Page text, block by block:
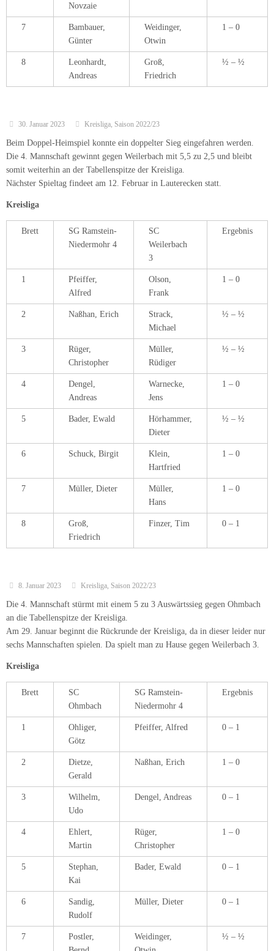
Novzaie
7
Bambauer,
Günter
Weidinger,
Otwin
1 – 0
8
Leonhardt,
Andreas
Groß,
Friedrich
½ – ½
30. Januar 2023 Kreisliga, Saison 2022/23
Beim Doppel-Heimspiel konnte ein doppelter Sieg eingefahren werden.
Die 4. Mannschaft gewinnt gegen Weilerbach mit 5,5 zu 2,5 und bleibt
somit weiterhin an der Tabellenspitze der Kreisliga.
Nächster Spieltag findeet am 12. Februar in Lauterecken statt.
Kreisliga
Brett
SG Ramstein-
Niedermohr 4
SC
Weilerbach
3
Ergebnis
1
Pfeiffer,
Alfred
Olson,
Frank
1 – 0
2 Naßhan, Erich
Strack,
Michael
½ – ½
3
Rüger,
Christopher
Müller,
Rüdiger
½ – ½
4
Dengel,
Andreas
Warnecke,
Jens
1 – 0
5 Bader, Ewald
Hörhammer,
Dieter
½ – ½
6 Schuck, Birgit
Klein,
Hartfried
1 – 0
7 Müller, Dieter
Müller,
Hans
1 – 0
8
Groß,
Friedrich
Finzer, Tim 0 – 1
8. Januar 2023 Kreisliga, Saison 2022/23
Die 4. Mannschaft stürmt mit einem 5 zu 3 Auswärtssieg gegen Ohmbach
an die Tabellenspitze der Kreisliga.
Am 29. Januar beginnt die Rückrunde der Kreisliga, da in dieser leider nur
sechs Mannschaften spielen. Da spielt man zu Hause gegen Weilerbach 3.
Kreisliga
Brett
SC
Ohmbach
SG Ramstein-
Niedermohr 4
Ergebnis
1
Ohliger,
Götz
Pfeiffer, Alfred 0 – 1
2
Dietze,
Gerald
Naßhan, Erich 1 – 0
3
Wilhelm,
Udo
Dengel, Andreas 0 – 1
4
Ehlert,
Martin
Rüger,
Christopher
1 – 0
5
Stephan,
Kai
Bader, Ewald 0 – 1
6
Sandig,
Rudolf
Müller, Dieter 0 – 1
7
Postler,
Weidinger,
½ – ½